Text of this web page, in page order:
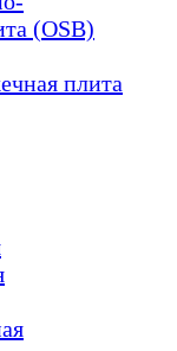
(OSB)
плита